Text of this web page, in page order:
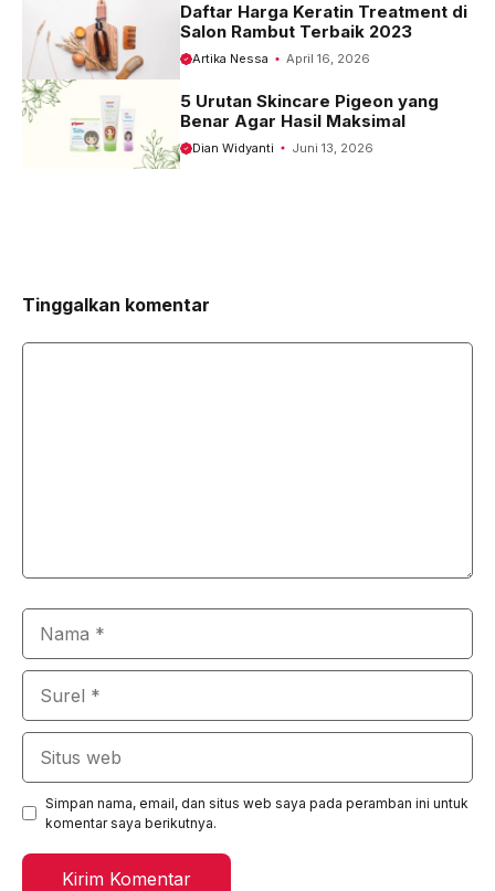
Daftar Harga Keratin Treatment di
Salon Rambut Terbaik 2023
Artika Nessa April 16, 2026
5 Urutan Skincare Pigeon yang
Benar Agar Hasil Maksimal
Dian Widyanti Juni 13, 2026
Tinggalkan komentar
Simpan nama, email, dan situs web saya pada peramban ini untuk
komentar saya berikutnya.